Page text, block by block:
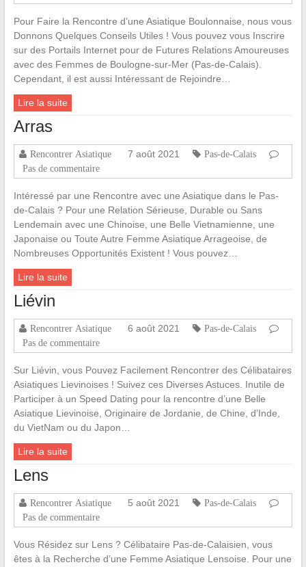
Pour Faire la Rencontre d’une Asiatique Boulonnaise, nous vous
Donnons Quelques Conseils Utiles ! Vous pouvez vous Inscrire
sur des Portails Internet pour de Futures Relations Amoureuses
avec des Femmes de Boulogne-sur-Mer (Pas-de-Calais).
Cependant, il est aussi Intéressant de Rejoindre…
Lire la suite
Arras
Rencontrer Asiatique 7 août 2021
Pas-de-Calais
Pas de commentaire
Intéressé par une Rencontre avec une Asiatique dans le Pas-
de-Calais ? Pour une Relation Sérieuse, Durable ou Sans
Lendemain avec une Chinoise, une Belle Vietnamienne, une
Japonaise ou Toute Autre Femme Asiatique Arrageoise, de
Nombreuses Opportunités Existent ! Vous pouvez…
Lire la suite
Liévin
Rencontrer Asiatique 6 août 2021
Pas-de-Calais
Pas de commentaire
Sur Liévin, vous Pouvez Facilement Rencontrer des Célibataires
Asiatiques Lievinoises ! Suivez ces Diverses Astuces. Inutile de
Participer à un Speed Dating pour la rencontre d’une Belle
Asiatique Lievinoise, Originaire de Jordanie, de Chine, d’Inde,
du VietNam ou du Japon…
Lire la suite
Lens
Rencontrer Asiatique 5 août 2021
Pas-de-Calais
Pas de commentaire
Vous Résidez sur Lens ? Célibataire Pas-de-Calaisien, vous
êtes à la Recherche d’une Femme Asiatique Lensoise. Pour une